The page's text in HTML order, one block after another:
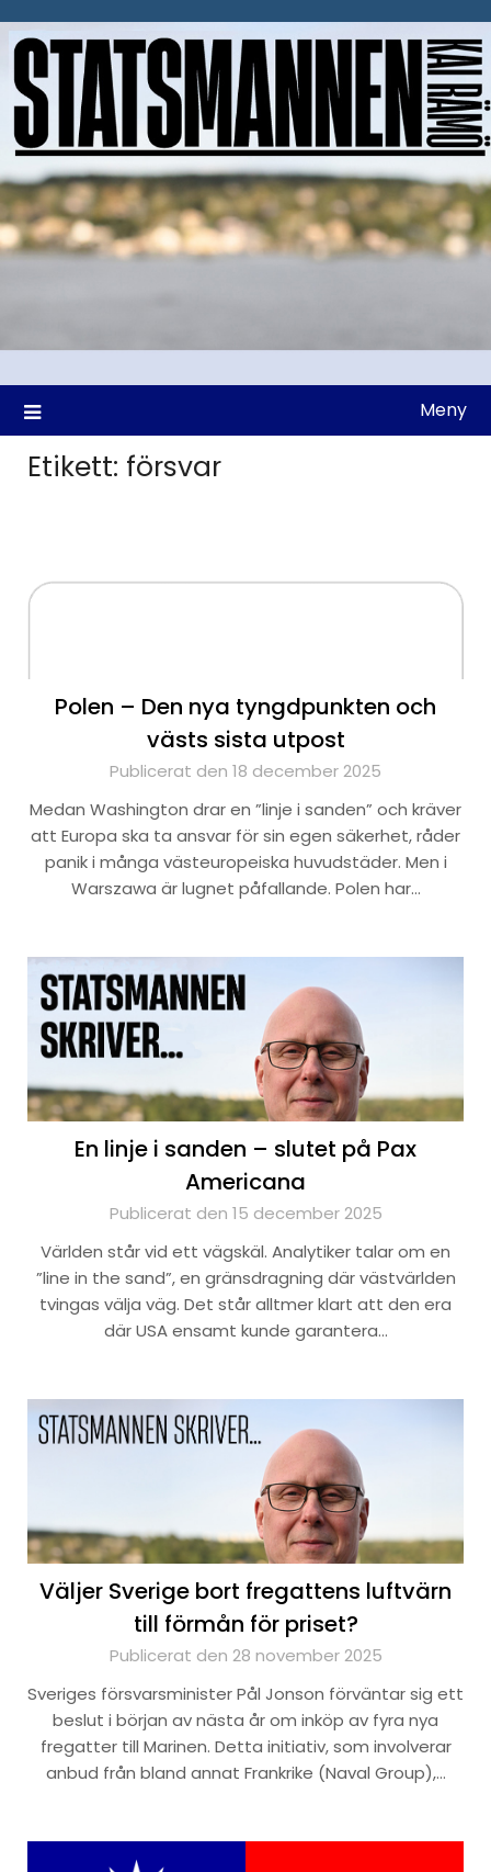
till
Meny
Etikett: försvar
Polen – Den nya tyngdpunkten och
västs sista utpost
Publicerat den 18 december 2025
Medan Washington drar en ”linje i sanden” och kräver
att Europa ska ta ansvar för sin egen säkerhet, råder
panik i många västeuropeiska huvudstäder. Men i
Warszawa är lugnet påfallande. Polen har…
En linje i sanden – slutet på Pax
Americana
Publicerat den 15 december 2025
Världen står vid ett vägskäl. Analytiker talar om en
”line in the sand”, en gränsdragning där västvärlden
tvingas välja väg. Det står alltmer klart att den era
där USA ensamt kunde garantera…
Väljer Sverige bort fregattens luftvärn
till förmån för priset?
Publicerat den 28 november 2025
Sveriges försvarsminister Pål Jonson förväntar sig ett
beslut i början av nästa år om inköp av fyra nya
fregatter till Marinen. Detta initiativ, som involverar
anbud från bland annat Frankrike (Naval Group),…